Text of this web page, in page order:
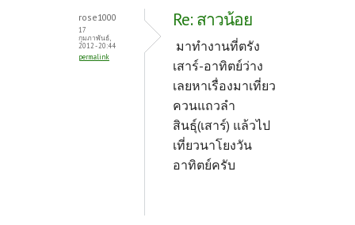
rose1000
17
กุมภาพันธ์,
2012 - 20:44
permalink
Re: สาวน้อย
มาทำงานที่ตรัง
เสาร์-อาทิตย์ว่าง
เลยหาเรื่องมาเที่ยว
ควนแถวลำ
สินธุ์(เสาร์) แล้วไป
เที่ยวนาโยงวัน
อาทิตย์ครับ